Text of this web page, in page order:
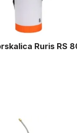
Ruris RS